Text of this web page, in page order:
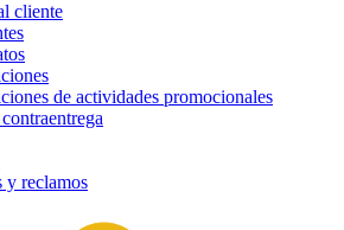
cliente
de actividades promocionales
y reclamos